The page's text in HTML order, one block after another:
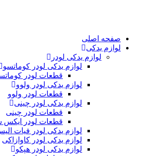
اصلی
یدکی
لوازم یدکی لودر
لوازم یدکی لودر کوماتسو
قطعات لودر کوماتسو
لوازم یدکی لودر ولوو
قطعات لودر ولوو
لوازم یدکی لودر چینی
قطعات لودر چینی
قطعات لودر ایکس سی ام جی xcmg
لوازم یدکی لودر فیات الیس
لوازم یدکی لودر کاوازاکی
لوازم یدکی لودر هپکو